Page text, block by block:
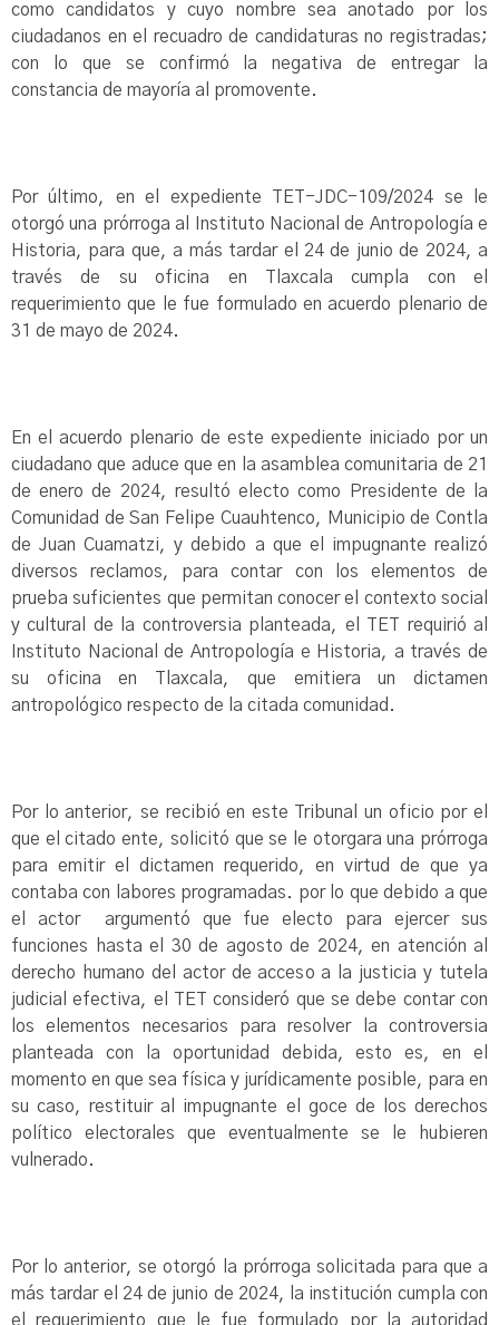
como candidatos y cuyo nombre sea anotado por los
ciudadanos en el recuadro de candidaturas no registradas;
con lo que se confirmó la negativa de entregar la
constancia de mayoría al promovente.
Por último, en el expediente TET-JDC-109/2024 se le
otorgó una prórroga al Instituto Nacional de Antropología e
Historia, para que, a más tardar el 24 de junio de 2024, a
través de su oficina en Tlaxcala cumpla con el
requerimiento que le fue formulado en acuerdo plenario de
31 de mayo de 2024.
En el acuerdo plenario de este expediente iniciado por un
ciudadano que aduce que en la asamblea comunitaria de 21
de enero de 2024, resultó electo como Presidente de la
Comunidad de San Felipe Cuauhtenco, Municipio de Contla
de Juan Cuamatzi, y debido a que el impugnante realizó
diversos reclamos, para contar con los elementos de
prueba suficientes que permitan conocer el contexto social
y cultural de la controversia planteada, el TET requirió al
Instituto Nacional de Antropología e Historia, a través de
su oficina en Tlaxcala, que emitiera un dictamen
antropológico respecto de la citada comunidad.
Por lo anterior, se recibió en este Tribunal un oficio por el
que el citado ente, solicitó que se le otorgara una prórroga
para emitir el dictamen requerido, en virtud de que ya
contaba con labores programadas. por lo que debido a que
el actor argumentó que fue electo para ejercer sus
funciones hasta el 30 de agosto de 2024, en atención al
derecho humano del actor de acceso a la justicia y tutela
judicial efectiva, el TET consideró que se debe contar con
los elementos necesarios para resolver la controversia
planteada con la oportunidad debida, esto es, en el
momento en que sea física y jurídicamente posible, para en
su caso, restituir al impugnante el goce de los derechos
político electorales que eventualmente se le hubieren
vulnerado.
Por lo anterior, se otorgó la prórroga solicitada para que a
más tardar el 24 de junio de 2024, la institución cumpla con
el requerimiento que le fue formulado por la autoridad